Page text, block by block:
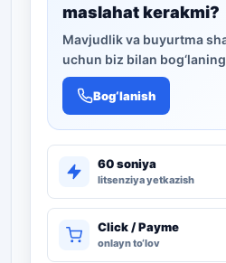
maslahat kerakmi?
Mavjudlik va buyurtma
uchun biz bilan
Bog‘lanish
60 soniya
litsenziya yetkazish
Click / Payme
onlayn to‘lov